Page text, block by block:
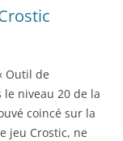
Outil de
niveau 20 de la
coincé sur la
jeu Crostic, ne